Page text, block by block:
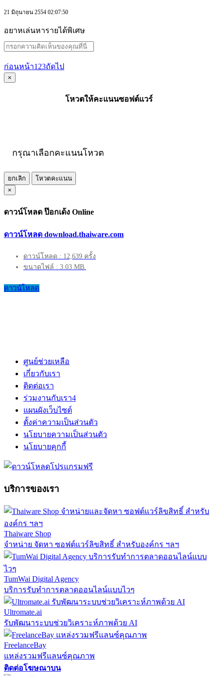
21 มิถุนายน 2554 02:07:50
อยาหเล่นหารายได้พิเศษ
ก่อนหน้า1 23ถัดไป
×
โหวตให้คะแนนซอฟต์แวร์
กรุณาเลือกคะแนนโหวต
ยกเลิก
โหวตคะแนน
×
ดาวน์โหลด ป๊อกเด้ง Online
ดาวน์โหลด download.thaiware.com
ดาวน์โหลด : 12,639 ครั้ง
ขนาดไฟล์ : 3.03 MB.
ดาวน์โหลด
ศูนย์ช่วยเหลือ
เกี่ยวกับเรา
ติดต่อเรา
ร่วมงานกับเรา4
แผนผังเว็บไซต์
ตั้งค่าความเป็นส่วนตัว
นโยบายความเป็นส่วนตัว
นโยบายคุกกี้
บริการของเรา
Thaiware Shop
จำหน่าย จัดหา ซอฟต์แวร์ลิขสิทธิ์ สำหรับองค์กร ฯลฯ
TumWai Digital Agency
บริการรับทำการตลาดออนไลน์แบบไวๆ
Ultromate.ai
รับพัฒนาระบบช่วยวิเคราะห์ภาพด้วย AI
FreelanceBay
แหล่งรวมฟรีแลนซ์คุณภาพ
ติดต่อโฆษณาบน